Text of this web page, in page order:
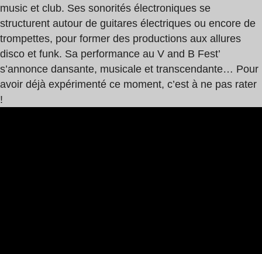
music et club. Ses sonorités électroniques se
structurent autour de guitares électriques ou encore de
trompettes, pour former des productions aux allures
disco et funk. Sa performance au V and B Fest’
s’annonce dansante, musicale et transcendante… Pour
avoir déjà expérimenté ce moment, c’est à ne pas rater
!